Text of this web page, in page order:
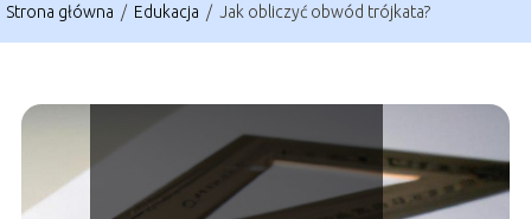
Strona główna / Edukacja / Jak obliczyć obwód trójkata?